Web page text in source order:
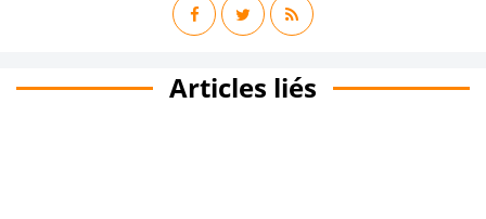
Articles liés